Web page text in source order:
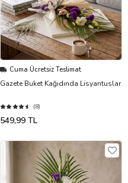
Cuma Ücretsiz Teslimat
Gazete Buket Kağıdında Lisyantuslar
(8)
549,99 TL